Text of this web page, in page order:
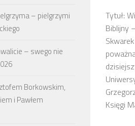
Tytuł:
Biblijny
Księgi
– pielgrzymi
– swego nie
Borkowskim,
i Pawłem